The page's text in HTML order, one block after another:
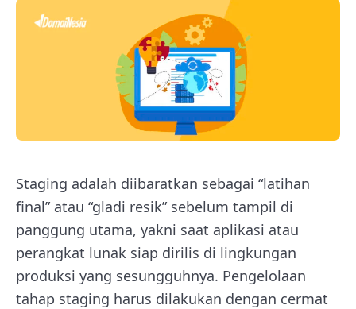
Staging adalah diibaratkan sebagai “latihan
final” atau “gladi resik” sebelum tampil di
panggung utama, yakni saat aplikasi atau
perangkat lunak siap dirilis di lingkungan
produksi yang sesungguhnya. Pengelolaan
tahap staging harus dilakukan dengan cermat